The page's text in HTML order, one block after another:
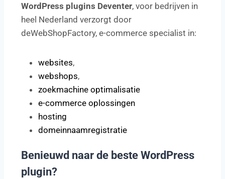
WordPress plugins Deventer, voor bedrijven in
heel Nederland verzorgt door
deWebShopFactory, e-commerce specialist in:
websites,
webshops,
zoekmachine optimalisatie
e-commerce oplossingen
hosting
domeinnaamregistratie
Benieuwd naar de beste WordPress
plugin?